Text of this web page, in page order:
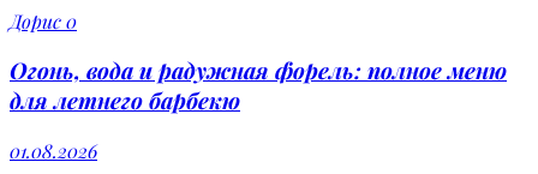
Дорис0
Огонь, вода и радужная форель: полное меню
для летнего барбекю
01.08.2026